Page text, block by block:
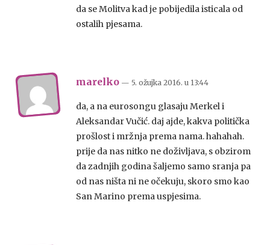
da se Molitva kad je pobijedila isticala od
ostalih pjesama.
marelko — 5. ožujka 2016. u 13:44
da, a na eurosongu glasaju Merkel i
Aleksandar Vučić. daj ajde, kakva politička
prošlost i mržnja prema nama. hahahah.
prije da nas nitko ne doživljava, s obzirom
da zadnjih godina šaljemo samo sranja pa
od nas ništa ni ne očekuju, skoro smo kao
San Marino prema uspjesima.